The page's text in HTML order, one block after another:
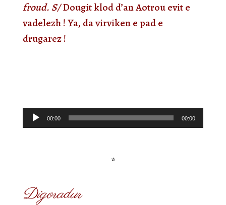
froud. S/Dougit klod d’an Aotrou evit e
vadelezh ! Ya, da virviken e pad e
drugarez !
Lecteur
audio
00:00 00:00
*
Digoradur